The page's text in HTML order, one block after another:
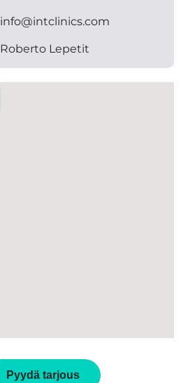
info@intclinics.com
Roberto Lepetit
Pyydä tarjous